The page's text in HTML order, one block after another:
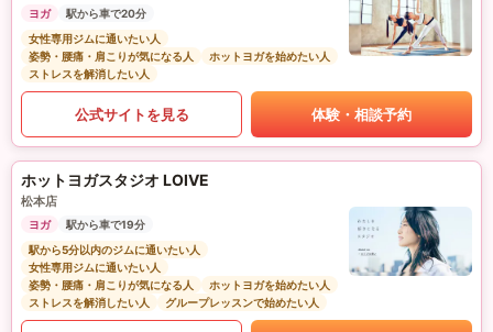
ヨガ
駅から車で20分
女性専用ジムに通いたい人
姿勢・腰痛・肩こりが気になる人
ホットヨガを始めたい人
ストレスを解消したい人
公式サイトを見る 体験・相談予約
ホットヨガスタジオ LOIVE
松本店
ヨガ
駅から車で19分
駅から5分以内のジムに通いたい人
女性専用ジムに通いたい人
姿勢・腰痛・肩こりが気になる人
ホットヨガを始めたい人
ストレスを解消したい人
グループレッスンで始めたい人